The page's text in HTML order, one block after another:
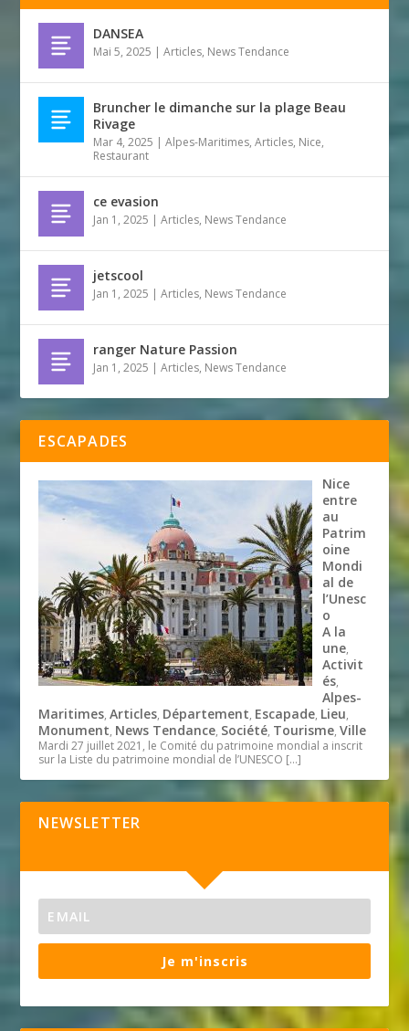
DANSEA
Mai 5, 2025 |Articles, News Tendance
Bruncher le dimanche sur la plage Beau
Rivage
Mar 4, 2025 |Alpes-Maritimes,Articles, Nice,
Restaurant
ce evasion
Jan 1, 2025 |Articles, News Tendance
jetscool
Jan 1, 2025 |Articles, News Tendance
ranger Nature Passion
Jan 1, 2025 |Articles, News Tendance
ESCAPADES
Nice
entre
au
Patrim
oine
Mondi
al de
l’Unesc
o
A la
une,
Activit
és,
Alpes-
Maritimes,Articles, Département, Escapade, Lieu,
Monument, News Tendance, Société, Tourisme,Ville
Mardi 27 juillet 2021, le Comité du patrimoine mondial a inscrit
sur la Liste du patrimoine mondial de l’UNESCO […]
NEWSLETTER
Je m'inscris